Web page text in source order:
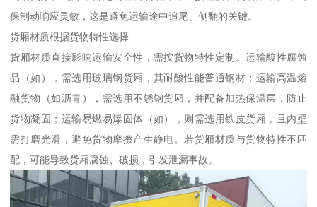
保制动响应灵敏，这是避免运输途中追尾、侧翻的关键。​
货厢材质根据货物特性选择​
货厢材质直接影响运输安全性，需按货物特性定制。运输酸性腐蚀
品（如），需选用玻璃钢货厢，其耐酸性能普通钢材；运输高温熔
融货物（如沥青），需选用不锈钢货厢，并配备加热保温层，防止
货物凝固；运输易燃易爆固体（如），则需选用铁皮货厢，且内壁
需打磨光滑，避免货物摩擦产生静电。若货厢材质与货物特性不匹
配，可能导致货厢腐蚀、破损，引发泄漏事故。​